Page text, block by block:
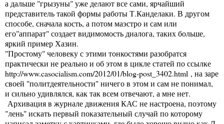
а дальше "грызуны" уже делают все сами, ярчайший
представитель такой формы работы Т.Канделаки. В другом
способе, сначала кость, а потом маэстро и сам или
его"аппарат" создает видимомость диалога, таких больше,
яркий пример Хазин.
"Простому" человеку с этими тонкостями разобратся
практически не реально и об этом в цикле статей по ссылке
http://www.casocialism.com/2012/01/blog-post_3402.html , на заре
своей "политдеятельности" ничего в этом и сам не понимал,
и сильно удивлялся, как так всем отвечают, а мне нет.
Архивация в журнале движения КАС не настроена, поэтому
"лень" искать первый показательный случай по которому